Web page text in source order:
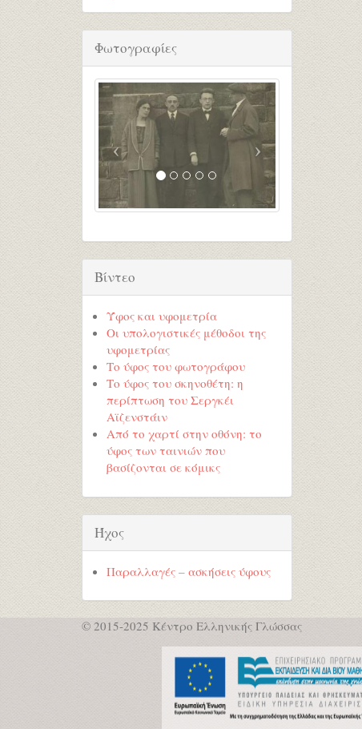
Φωτογραφίες
Βίντεο
Ύφος και υφομετρία
Οι υπολογιστικές μέθοδοι της
υφομετρίας
Το ύφος του φωτογράφου
Το ύφος του σκηνοθέτη: η
περίπτωση του Σεργκέι
Αϊζενστάιν
Από το χαρτί στην οθόνη: το
ύφος των ταινιών που
βασίζονται σε κόμικς
Ήχος
Παραλλαγές – ασκήσεις ύφους
© 2015-2025 Κέντρο Ελληνικής Γλώσσας